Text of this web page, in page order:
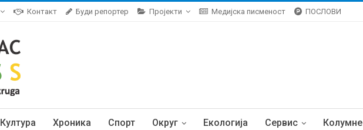
Контакт Буди репортер Пројекти Медијска писменост ПОСЛОВИ
Култура Хроника Спорт Округ Екологија Сервис Колумне